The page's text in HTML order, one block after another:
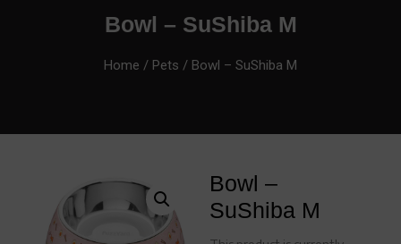
Bowl – SuShiba M
Home / Pets / Bowl – SuShiba M
Bowl –
SuShiba M